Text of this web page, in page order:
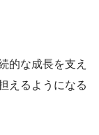
的な成長を支え
えるようになる